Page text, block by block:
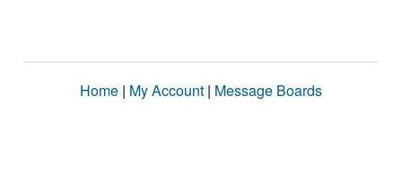
Home | My Account | Message Boards